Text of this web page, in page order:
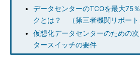
データセンターのTCOを最大75
クとは？ （第三者機関リポート
仮想化データセンターのための
タースイッチの要件